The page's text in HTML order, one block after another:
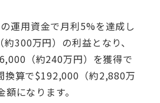
運用資金で月利5%を達成し
300万円）の利益となり、
（約240万円）を獲得で
換算で$192,000（約2,880万
になります。